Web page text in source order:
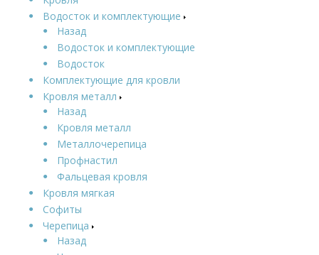
Водосток и комплектующие
Назад
Водосток и комплектующие
Водосток
Комплектующие для кровли
Кровля металл
Назад
Кровля металл
Металлочерепица
Профнастил
Фальцевая кровля
Кровля мягкая
Софиты
Черепица
Назад